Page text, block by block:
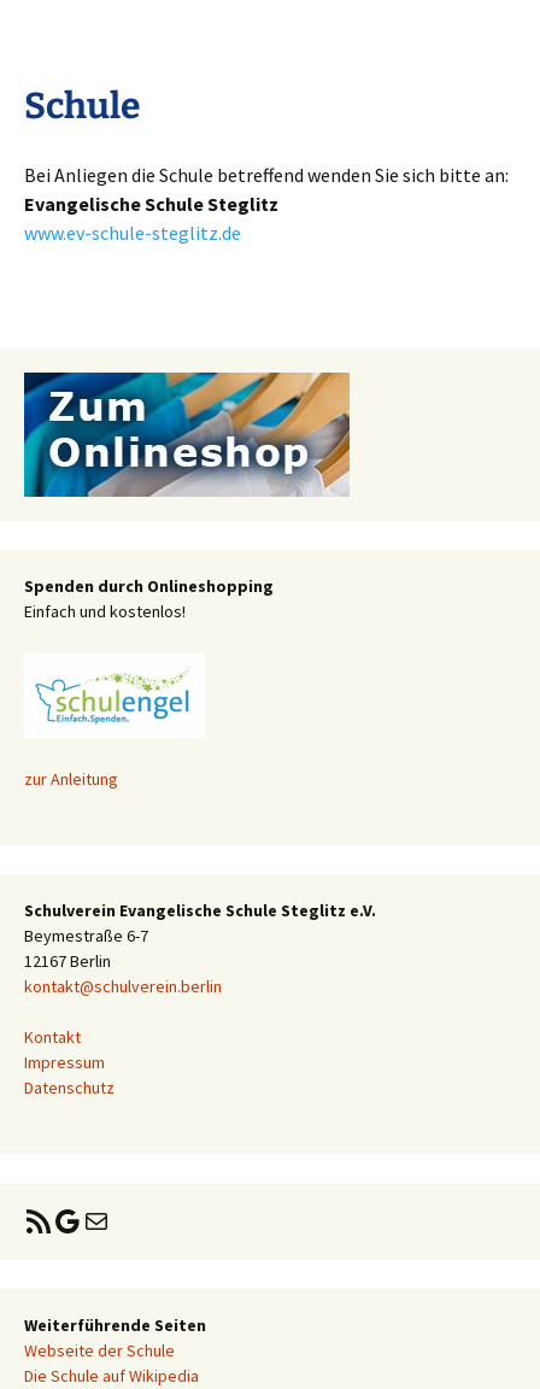
Schule
Bei Anliegen die Schule betreffend wenden Sie sich bitte an:
Evangelische Schule Steglitz
www.ev-schule-steglitz.de
Spenden durch Onlineshopping
Einfach und kostenlos!
zur Anleitung
Schulverein Evangelische Schule Steglitz e.V.
Beymestraße 6-7
12167 Berlin
kontakt@schulverein.berlin
Kontakt
Impressum
Datenschutz
RSS-FeedGoogle
E-Mail
Weiterführende Seiten
Webseite der Schule
Die Schule auf Wikipedia